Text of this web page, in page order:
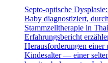
Septo-optische
Baby diagnostiziert,
Stammzelltherapie in
Erfahrungsbericht
Herausforderungen einer
Kindesalter — einer